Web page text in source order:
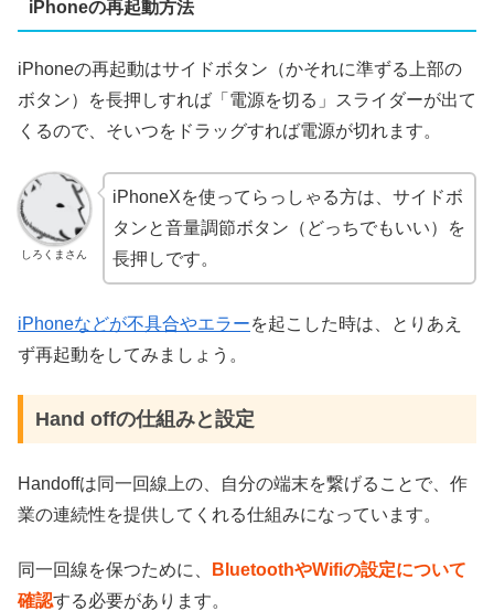
iPhoneの再起動方法
iPhoneの再起動はサイドボタン（かそれに準ずる上部の
ボタン）を長押しすれば「電源を切る」スライダーが出て
くるので、そいつをドラッグすれば電源が切れます。
しろくまさん
iPhoneXを使ってらっしゃる方は、サイドボ
タンと音量調節ボタン（どっちでもいい）を
長押しです。
iPhoneなどが不具合やエラーを起こした時は、とりあえ
ず再起動をしてみましょう。
Hand offの仕組みと設定
Handoffは同一回線上の、自分の端末を繋げることで、作
業の連続性を提供してくれる仕組みになっています。
同一回線を保つために、
BluetoothやWifiの設定について
確認する必要があります。